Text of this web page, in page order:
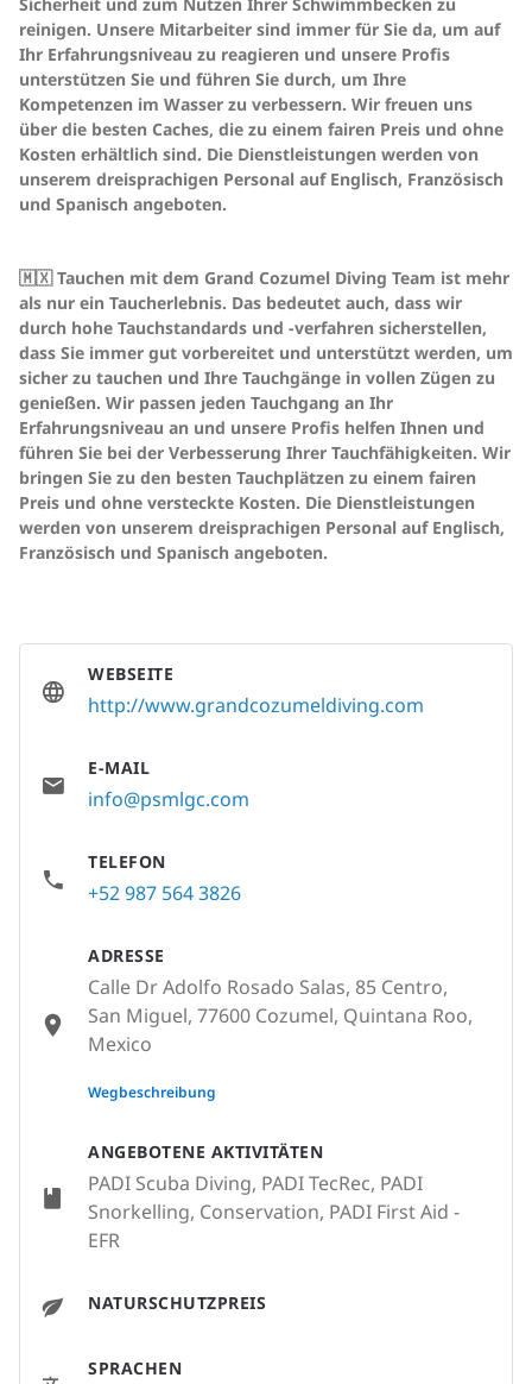
reinigen. Unsere Mitarbeiter sind immer für Sie da, um auf
Ihr Erfahrungsniveau zu reagieren und unsere Profis
unterstützen Sie und führen Sie durch, um Ihre
Kompetenzen im Wasser zu verbessern. Wir freuen uns
über die besten Caches, die zu einem fairen Preis und ohne
Kosten erhältlich sind. Die Dienstleistungen werden von
unserem dreisprachigen Personal auf Englisch, Französisch
und Spanisch angeboten.
🇲🇽 Tauchen mit dem Grand Cozumel Diving Team ist mehr
als nur ein Taucherlebnis. Das bedeutet auch, dass wir
durch hohe Tauchstandards und -verfahren sicherstellen,
dass Sie immer gut vorbereitet und unterstützt werden, um
sicher zu tauchen und Ihre Tauchgänge in vollen Zügen zu
genießen. Wir passen jeden Tauchgang an Ihr
Erfahrungsniveau an und unsere Profis helfen Ihnen und
führen Sie bei der Verbesserung Ihrer Tauchfähigkeiten. Wir
bringen Sie zu den besten Tauchplätzen zu einem fairen
Preis und ohne versteckte Kosten. Die Dienstleistungen
werden von unserem dreisprachigen Personal auf Englisch,
Französisch und Spanisch angeboten.
ANGEBOTENE AKTIVITÄTEN
PADI Scuba Diving, PADI TecRec, PADI
Snorkelling, Conservation, PADI First Aid -
EFR
NATURSCHUTZPREIS
SPRACHEN
WEBSEITE
http://www.grandcozumeldiving.com
E-MAIL
info@psmlgc.com
TELEFON
+52 987 564 3826
ADRESSE
Calle Dr Adolfo Rosado Salas, 85 Centro,
San Miguel, 77600 Cozumel, Quintana Roo,
Mexico
None
Wegbeschreibung